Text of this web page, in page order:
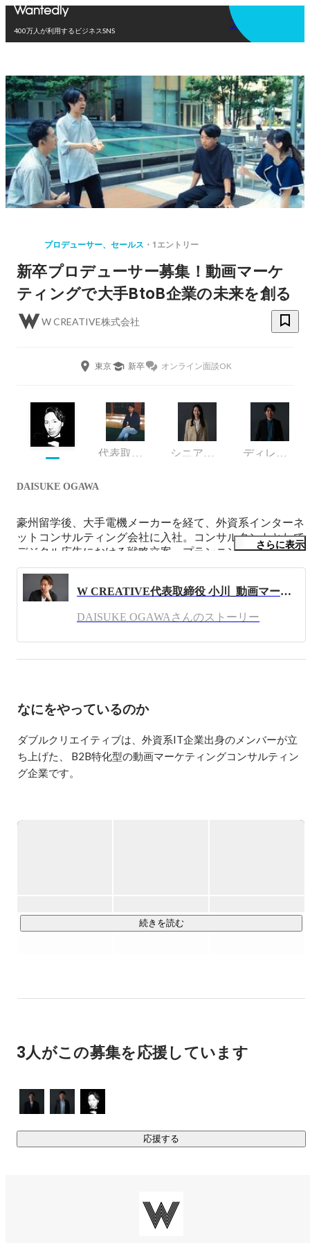
400万人が利用するビジネスSNS
アプリを使う
プロデューサー、セールス 1エントリー
新卒プロデューサー募集！動画マーケ
ティングで大手BtoB企業の未来を創る
W CREATIVE株式会社
東京 新卒 オンライン面談OK
代表取締役副社長 シニアプロデューサー兼人事 ディレクター
DAISUKE OGAWA
豪州留学後、大手電機メーカーを経て、外資系インターネ
ットコンサルティング会社に入社。コンサルタントとして
デジタル広告における戦略立案、プランニング、データ分
析などを行う。2014年より外資系クラウドソーシングプロ
バイダーの日本法人立上げメンバーとして事業責任者を務
め、事業戦略やマーケティング戦略の策定から実行まで携
わる。2019年より動画マーケティングコンサルティング事
業会社、W CREATIVE株式会社を設立。本社は港区六本
さらに表示
W CREATIVE代表取締役 小川_動画マーケティング×動画クリエイターに特化したクラウドソーシングの可能性
DAISUKE OGAWAさんのストーリー
なにをやっているのか
ダブルクリエイティブは、外資系IT企業出身のメンバーが立
ち上げた、 B2B特化型の動画マーケティングコンサルティン
グ企業です。
3つの専門組織が、クライアントの動画マーケティングを総合
よそ半額！
低価格の簡易動画から、TVCMなどの高品質動画まで、 あら
ゆるクリエイティブ制作が可能です。
また、これまで高額だった海外撮影も、現地クリエイターを
制作進行では、ダブルクリエイティブのプロデューサーが、
シナリオ作成、デザイン提案、撮影の立合い、クリエイティ
続きを読む
3人がこの募集を応援しています
応援する